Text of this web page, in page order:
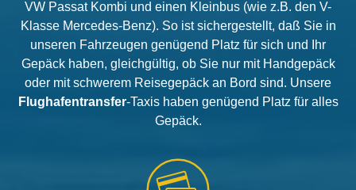
VW Passat Kombi und einen Kleinbus (wie z.B. den V-
Klasse Mercedes-Benz). So ist sichergestellt, daß Sie in
unseren Fahrzeugen genügend Platz für sich und Ihr
Gepäck haben, gleichgültig, ob Sie nur mit Handgepäck
oder mit schwerem Reisegepäck an Bord sind. Unsere
Flughafentransfer-Taxis haben genügend Platz für alles
Gepäck.